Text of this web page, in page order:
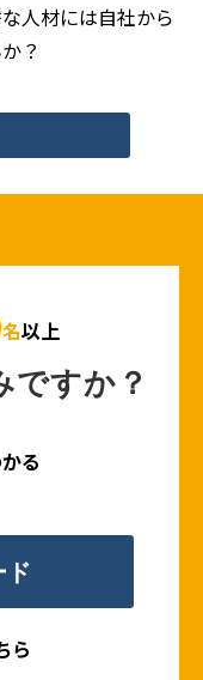
人材には自社から
？
名以上
ですか？
る
ド
ら